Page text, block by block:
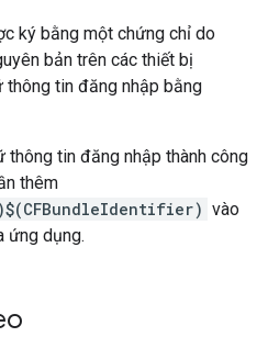
ký bằng một chứng chỉ do
bản trên các thiết bị
thông tin đăng nhập bằng
tin đăng nhập thành công
thêm
vào
ứng dụng.